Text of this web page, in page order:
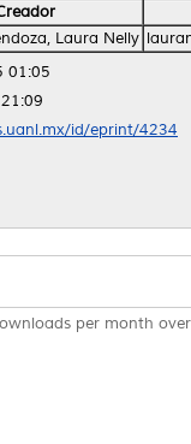
Laura Nelly
01:05
id/eprint/4234
per month